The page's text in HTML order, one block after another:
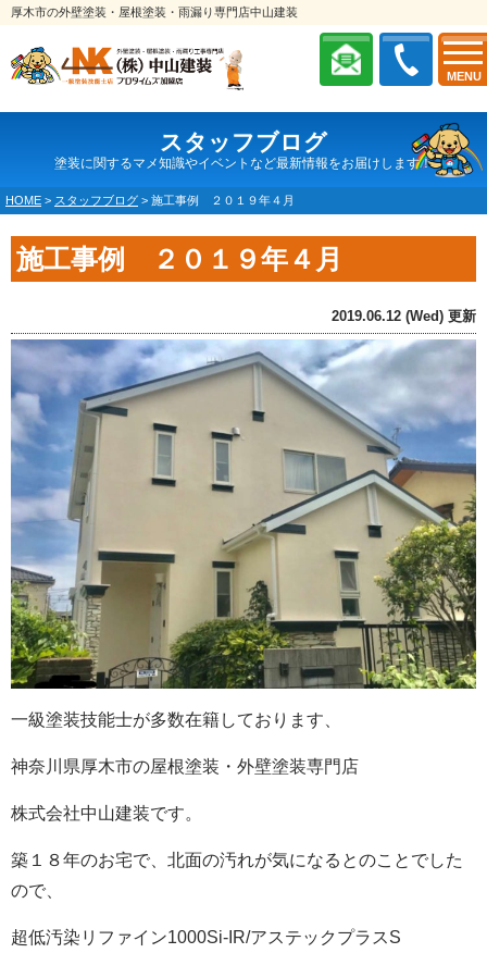
MENU
厚木市の外壁塗装・屋根塗装・雨漏り専門店中山建装
スタッフブログ
塗装に関するマメ知識やイベントなど最新情報をお届けします！
HOME > スタッフブログ > 施工事例 ２０１９年４月
施工事例 ２０１９年４月
2019.06.12 (Wed) 更新
一級塗装技能士が多数在籍しております、
神奈川県厚木市の屋根塗装・外壁塗装専門店
株式会社中山建装です。
築１８年のお宅で、北面の汚れが気になるとのことでした
ので、
超低汚染リファイン1000Si-IR/アステックプラスS